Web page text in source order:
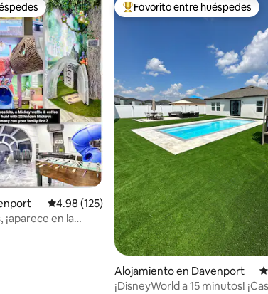
reseñas
preferido
Calificación promedio: 4.98 de 5, 125 reseñas
4.98 (125)
¡aparece en la
Favorito entre huéspedes
Favorito entre huéspedes
Alojamiento en Davenport
¡DisneyWorld a 15 minutos!